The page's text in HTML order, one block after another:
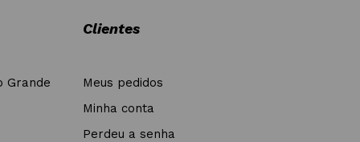
Grande
Clientes
Meus pedidos
Minha conta
Perdeu a senha